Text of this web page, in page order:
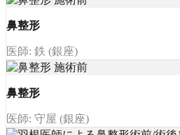
鼻整形
医師: 鉄 (銀座)
鼻整形
医師: 守屋 (銀座)